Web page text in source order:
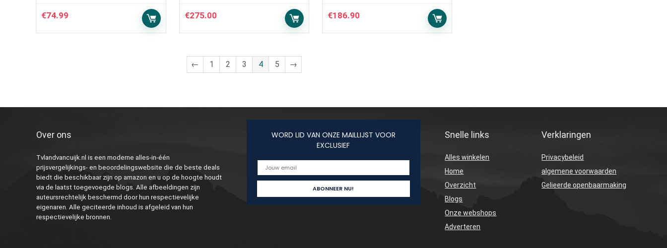
€74.99 €275.00 €186.90
← 1 2 3 4 5 →
Over ons
Tvlandvancuijk.nl is een moderne alles-in-één
prijsvergelijkings- en beoordelingswebsite die de beste deals
biedt die beschikbaar zijn op amazon en u op de hoogte houdt
via de laatst toegevoegde blogs. Alle afbeeldingen zijn
auteursrechtelijk beschermd door hun respectievelijke
eigenaren. Alle geciteerde inhoud is afgeleid van hun
respectievelijke bronnen.
WORD LID VAN ONZE MAILLIJST VOOR
EXCLUSIEF
Snelle links
Alles winkelen
Home
Overzicht
Blogs
Onze webshops
Adverteren
Verklaringen
Privacybeleid
algemene voorwaarden
Gelieerde openbaarmaking